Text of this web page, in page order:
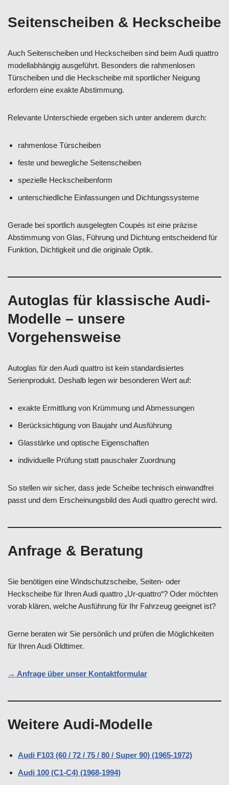
Seitenscheiben & Heckscheibe
Auch Seitenscheiben und Heckscheiben sind beim Audi quattro
modellabhängig ausgeführt. Besonders die rahmenlosen
Türscheiben und die Heckscheibe mit sportlicher Neigung
erfordern eine exakte Abstimmung.
Relevante Unterschiede ergeben sich unter anderem durch:
rahmenlose Türscheiben
feste und bewegliche Seitenscheiben
spezielle Heckscheibenform
unterschiedliche Einfassungen und Dichtungssysteme
Gerade bei sportlich ausgelegten Coupés ist eine präzise
Abstimmung von Glas, Führung und Dichtung entscheidend für
Funktion, Dichtigkeit und die originale Optik.
Autoglas für klassische Audi-
Modelle – unsere
Vorgehensweise
Autoglas für den Audi quattro ist kein standardisiertes
Serienprodukt. Deshalb legen wir besonderen Wert auf:
exakte Ermittlung von Krümmung und Abmessungen
Berücksichtigung von Baujahr und Ausführung
Glasstärke und optische Eigenschaften
individuelle Prüfung statt pauschaler Zuordnung
So stellen wir sicher, dass jede Scheibe technisch einwandfrei
passt und dem Erscheinungsbild des Audi quattro gerecht wird.
Anfrage & Beratung
Sie benötigen eine Windschutzscheibe, Seiten- oder
Heckscheibe für Ihren Audi quattro „Ur-quattro“? Oder möchten
vorab klären, welche Ausführung für Ihr Fahrzeug geeignet ist?
Gerne beraten wir Sie persönlich und prüfen die Möglichkeiten
für Ihren Audi Oldtimer.
→ Anfrage über unser Kontaktformular
Weitere Audi-Modelle
Audi F103 (60 / 72 / 75 / 80 / Super 90) (1965-1972)
Audi 100 (C1-C4) (1968-1994)